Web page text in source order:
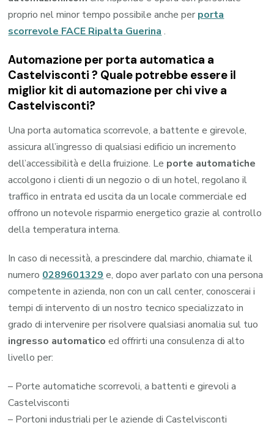
proprio nel minor tempo possibile anche per porta
scorrevole FACE Ripalta Guerina.
Automazione per porta automatica a
Castelvisconti ? Quale potrebbe essere il
miglior kit di automazione per chi vive a
Castelvisconti?
Una porta automatica scorrevole, a battente e girevole,
assicura all’ingresso di qualsiasi edificio un incremento
dell’accessibilità e della fruizione. Le porte automatiche
accolgono i clienti di un negozio o di un hotel, regolano il
traffico in entrata ed uscita da un locale commerciale ed
offrono un notevole risparmio energetico grazie al controllo
della temperatura interna.
In caso di necessità, a prescindere dal marchio, chiamate il
numero 0289601329 e, dopo aver parlato con una persona
competente in azienda, non con un call center, conoscerai i
tempi di intervento di un nostro tecnico specializzato in
grado di intervenire per risolvere qualsiasi anomalia sul tuo
ingresso automatico ed offrirti una consulenza di alto
livello per:
– Porte automatiche scorrevoli, a battenti e girevoli a
Castelvisconti
– Portoni industriali per le aziende di Castelvisconti